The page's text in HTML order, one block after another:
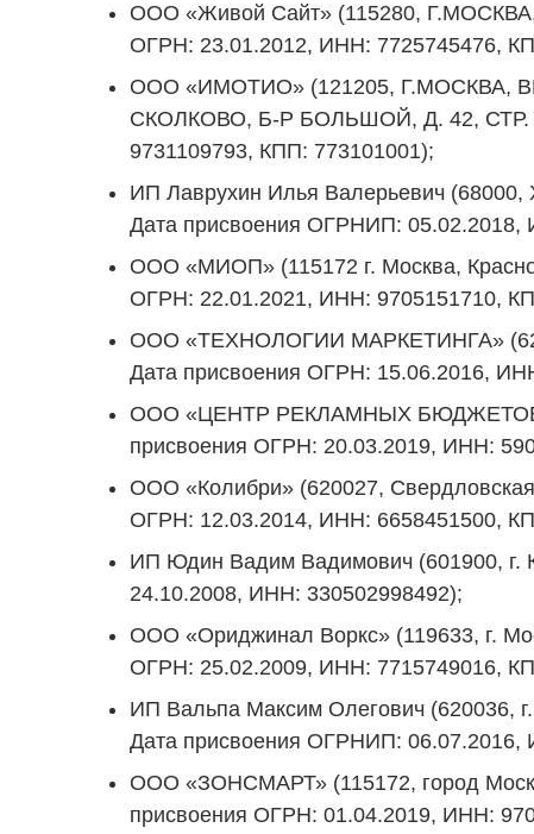
ООО «Живой Сайт» (115280,
ОГРН: 23.01.2012, ИНН: 7725745476,
ООО «ИМОТИО» (121205,
СКОЛКОВО, Б-Р БОЛЬШОЙ, Д. 42, СТР.
9731109793, КПП: 773101001);
ИП Лаврухин Илья Валерьевич
Дата присвоения ОГРНИП: 05.02.2018,
ООО «МИОП» (115172 г. Москва,
ОГРН: 22.01.2021, ИНН: 9705151710,
ООО «ТЕХНОЛОГИИ МАРКЕТИНГА»
Дата присвоения ОГРН: 15.06.2016,
ООО «ЦЕНТР РЕКЛАМНЫХ БЮДЖЕТОВ»
присвоения ОГРН: 20.03.2019, ИНН:
ООО «Колибри» (620027,
ОГРН: 12.03.2014, ИНН: 6658451500,
ИП Юдин Вадим Вадимович (601900, г.
24.10.2008, ИНН: 330502998492);
ООО «Ориджинал Воркс» (119633, г.
ОГРН: 25.02.2009, ИНН: 7715749016,
ИП Вальпа Максим Олегович (620036,
Дата присвоения ОГРНИП: 06.07.2016,
ООО «ЗОНСМАРТ» (115172, город
присвоения ОГРН: 01.04.2019, ИНН: